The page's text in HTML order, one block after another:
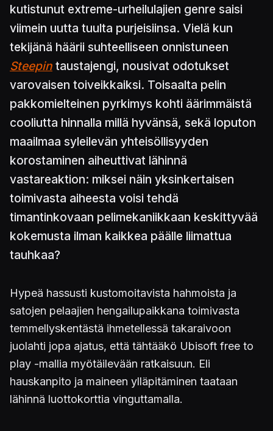
kutistunut extreme-urheilulajien genre saisi
viimein uutta tuulta purjeisiinsa. Vielä kun
tekijänä häärii suhteelliseen onnistuneen
Steepin taustajengi, nousivat odotukset
varovaisen toiveikkaiksi. Toisaalta pelin
pakkomielteinen pyrkimys kohti äärimmäistä
cooliutta hinnalla millä hyvänsä, sekä loputon
maailmaa syleilevän yhteisöllisyyden
korostaminen aiheuttivat lähinnä
vastareaktion: miksei näin yksinkertaisen
toimivasta aiheesta voisi tehdä
timantinkovaan pelimekaniikkaan keskittyvää
kokemusta ilman kaikkea päälle liimattua
tauhkaa?
Hypeä hassusti kustomoitavista hahmoista ja
satojen pelaajien hengailupaikkana toimivasta
temmellyskentästä ihmetellessä takaraivoon
juolahti jopa ajatus, että tähtääkö Ubisoft free to
play -mallia myötäilevään ratkaisuun. Eli
hauskanpito ja maineen ylläpitäminen taataan
lähinnä luottokorttia vinguttamalla.